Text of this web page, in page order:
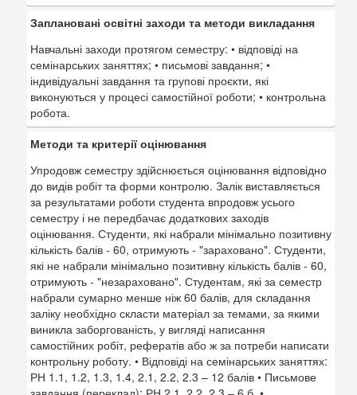
Заплановані освітні заходи та методи викладання
Навчальні заходи протягом семестру: • відповіді на
семінарських заняттях; • письмові завдання; •
індивідуальні завдання та групові проєкти, які
виконуються у процесі самостійної роботи; • контрольна
робота.
Методи та критерії оцінювання
Упродовж семестру здійснюється оцінювання відповідно
до видів робіт та форми контролю. Залік виставляється
за результатами роботи студента впродовж усього
семестру і не передбачає додаткових заходів
оцінювання. Студенти, які набрали мінімально позитивну
кількість балів - 60, отримують - "зараховано". Студенти,
які не набрали мінімально позитивну кількість балів - 60,
отримують - "незараховано". Студентам, які за семестр
набрали сумарно менше ніж 60 балів, для складання
заліку необхідно скласти матеріал за темами, за якими
виникла заборгованість, у вигляді написання
самостійних робіт, рефератів або ж за потреби написати
контрольну роботу. • Відповіді на семінарських заняттях:
РН 1.1, 1.2, 1.3, 1.4, 2.1, 2.2, 2.3 – 12 балів • Письмове